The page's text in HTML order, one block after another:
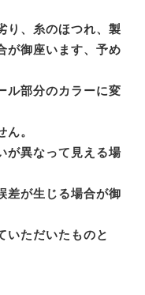
り、糸のほつれ、製
が御座います、予め
ル部分のカラーに変
。
が異なって見える場
差が生じる場合が御
いただいたものと